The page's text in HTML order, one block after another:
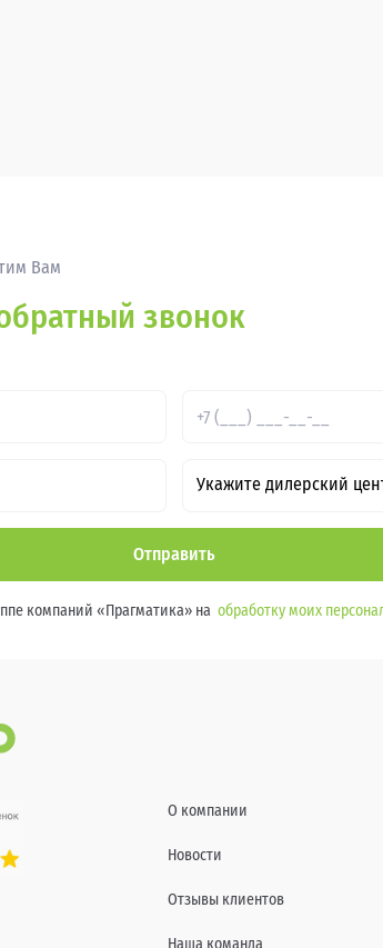
Вам
звонок
Укажите дилерский
Отправить
компаний «Прагматика» на обработку моих
О компании
Новости
Отзывы клиентов
Наша команда